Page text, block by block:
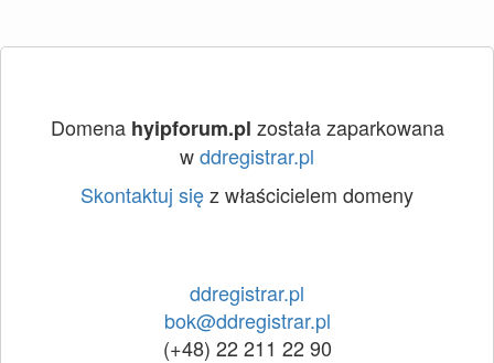
Domena hyipforum.pl została zaparkowana
wddregistrar.pl
Skontaktuj sięz właścicielem domeny
ddregistrar.pl
bok@ddregistrar.pl
(+48) 22 211 22 90